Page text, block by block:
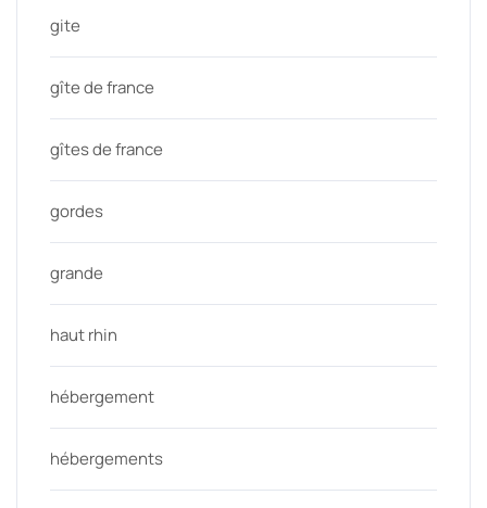
gite
gîte de france
gîtes de france
gordes
grande
haut rhin
hébergement
hébergements